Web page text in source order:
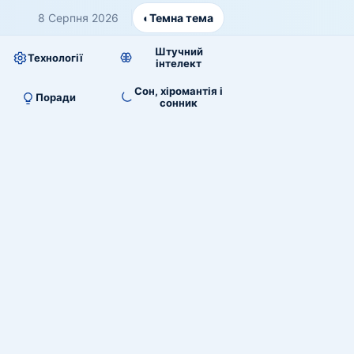
8 Серпня 2026 ◐Темна тема
Технології
Штучний
інтелект
Поради
Сон, хіромантія і
сонник